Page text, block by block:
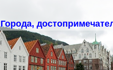
Города,